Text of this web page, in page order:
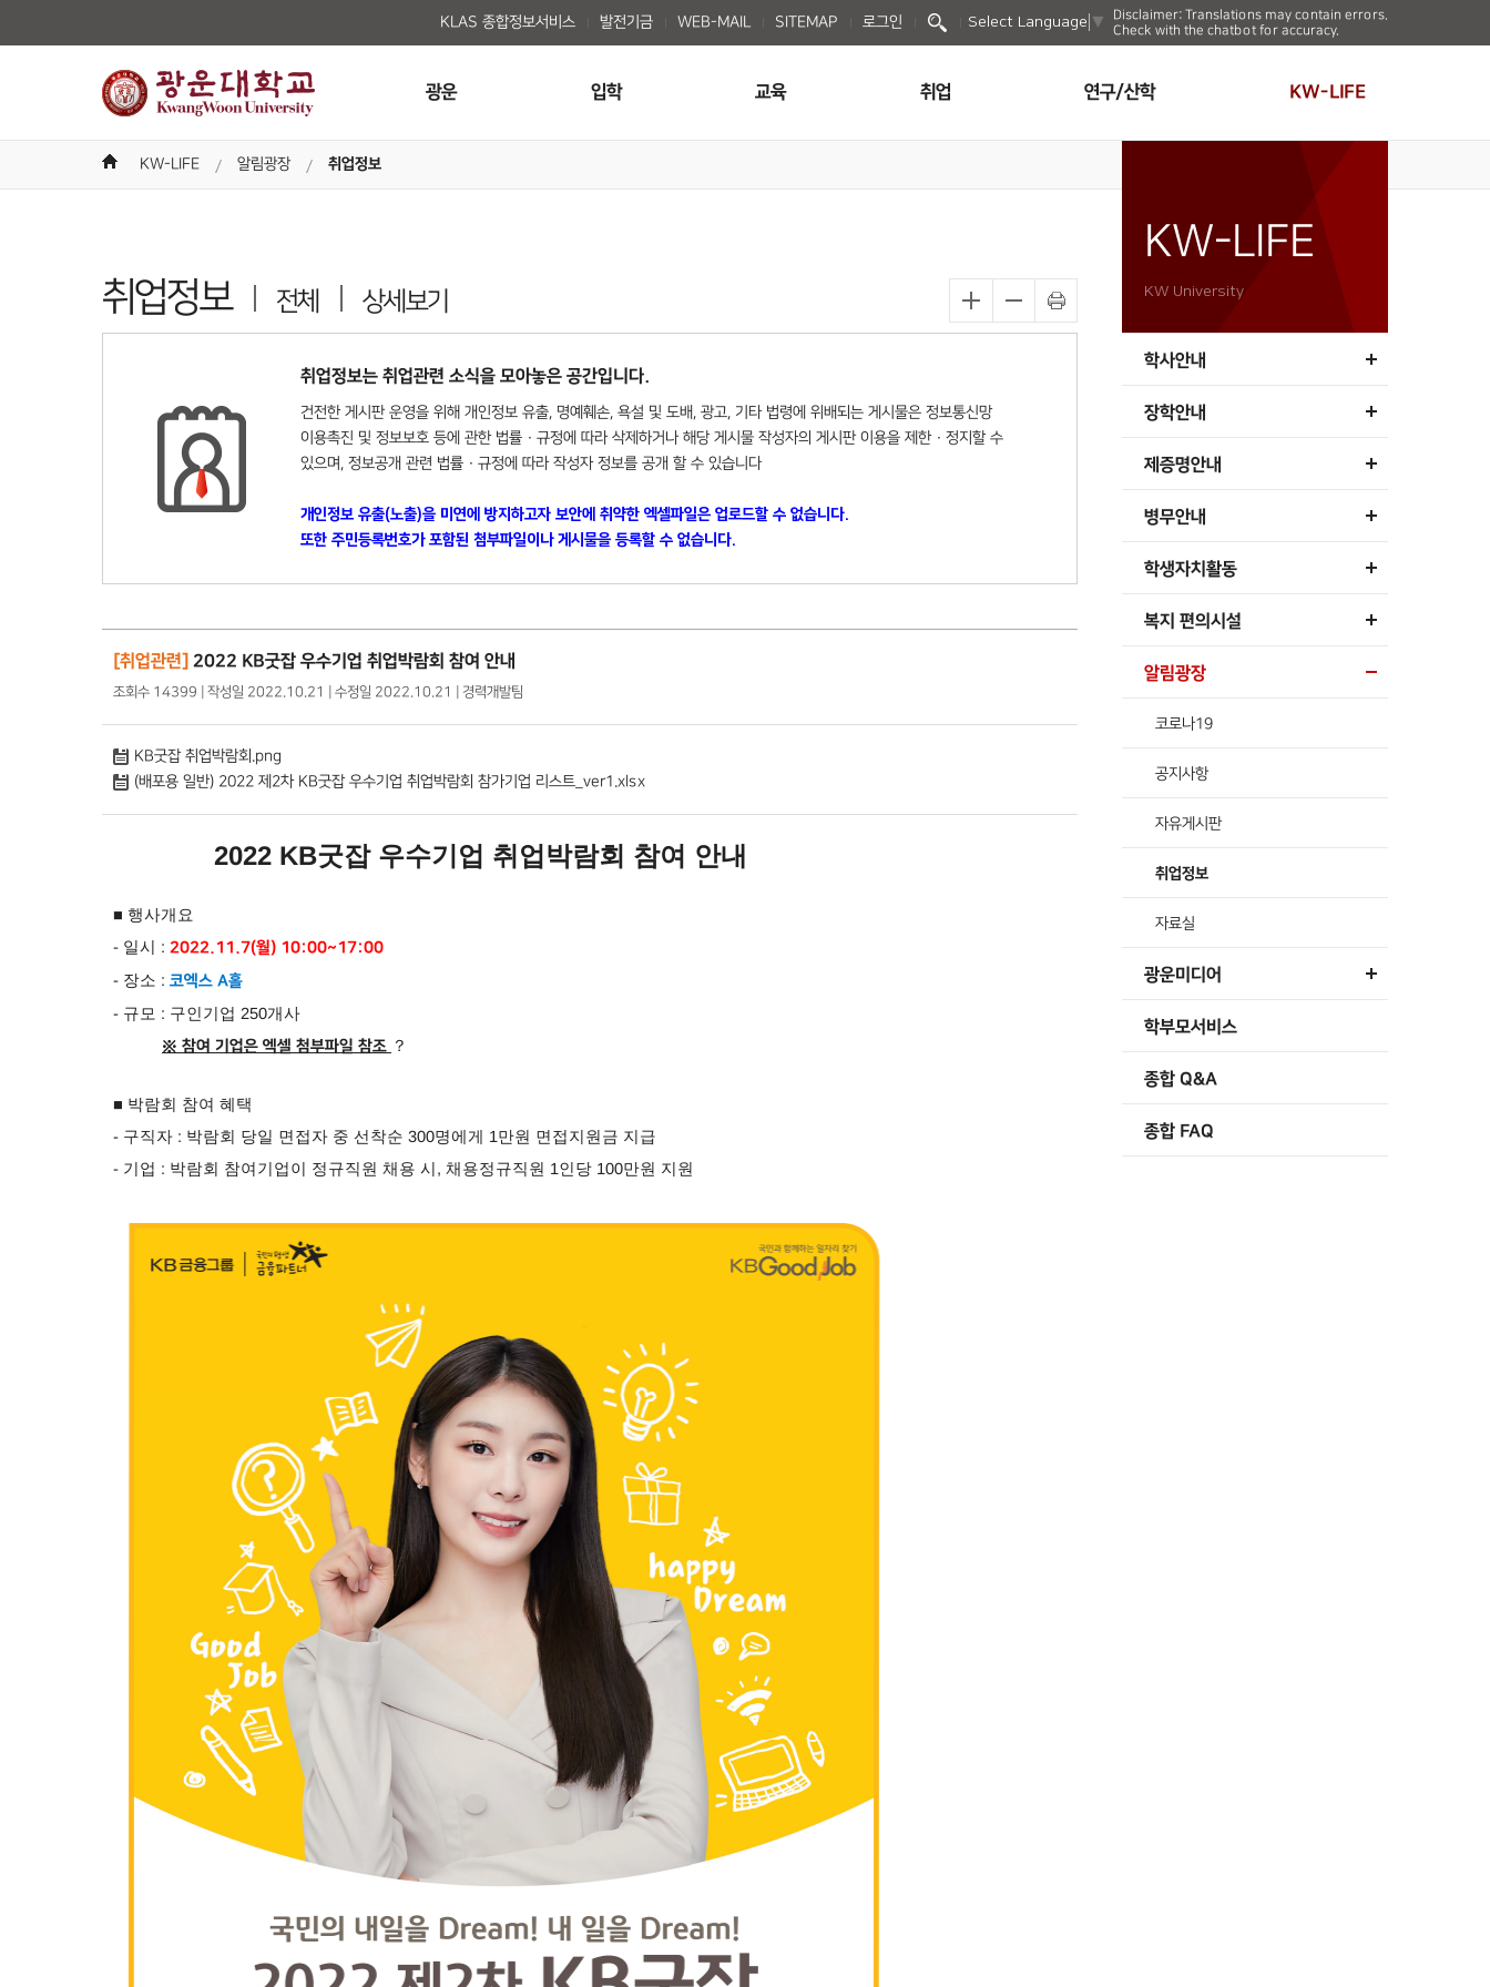
KLAS 종합정보서비스 발전기금 WEB-MAIL SITEMAP 로그인 Select Language ▼
Disclaimer: Translations may contain errors.
Check with the chatbot for accuracy.
광운 입학 교육 취업 연구/산학 KW-LIFE
KW-LIFE 알림광장 취업정보
취업정보 전체 상세보기
취업정보는 취업관련 소식을 모아놓은 공간입니다.
건전한 게시판 운영을 위해 개인정보 유출, 명예훼손, 욕설 및 도배, 광고, 기타 법령에 위배되는 게시물은 정보통신망
이용촉진 및 정보보호 등에 관한 법률 · 규정에 따라 삭제하거나 해당 게시물 작성자의 게시판 이용을 제한 · 정지할 수
있으며, 정보공개 관련 법률 · 규정에 따라 작성자 정보를 공개 할 수 있습니다
개인정보 유출(노출)을 미연에 방지하고자 보안에 취약한 엑셀파일은 업로드할 수 없습니다.
또한 주민등록번호가 포함된 첨부파일이나 게시물을 등록할 수 없습니다.
[취업관련]2022 KB굿잡 우수기업 취업박람회 참여 안내
조회수 14399 | 작성일 2022.10.21 | 수정일 2022.10.21 | 경력개발팀
KB굿잡 취업박람회.png
(배포용 일반) 2022 제2차 KB굿잡 우수기업 취업박람회 참가기업 리스트_ver1.xlsx
2022 KB굿잡 우수기업 취업박람회 참여 안내
■ 행사개요
- 일시 : 2022.11.7(월) 10:00~17:00
- 장소 :코엑스 A홀
- 규모 : 구인기업 250개사
※ 참여 기업은 엑셀 첨부파일 참조 ？
■ 박람회 참여 혜택
- 구직자 : 박람회 당일 면접자 중 선착순 300명에게 1만원 면접지원금 지급
- 기업 : 박람회 참여기업이 정규직원 채용 시, 채용정규직원 1인당 100만원 지원
KW-LIFE
KW University
학사안내
장학안내
제증명안내
병무안내
학생자치활동
복지 편의시설
알림광장
코로나19
공지사항
자유게시판
취업정보
자료실
광운미디어
학부모서비스
종합 Q&A
종합 FAQ